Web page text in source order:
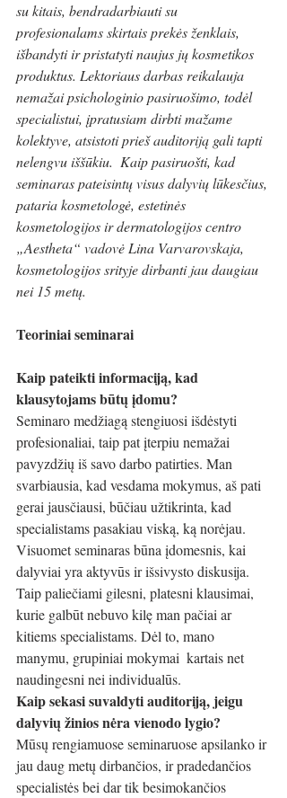
su kitais, bendradarbiauti su
profesionalams skirtais prekės ženklais,
išbandyti ir pristatyti naujus jų kosmetikos
produktus. Lektoriaus darbas reikalauja
nemažai psichologinio pasiruošimo, todėl
specialistui, įpratusiam dirbti mažame
kolektyve, atsistoti prieš auditoriją gali tapti
nelengvu iššūkiu.  Kaip pasiruošti, kad
seminaras pateisintų visus dalyvių lūkesčius,
pataria kosmetologė, estetinės
kosmetologijos ir dermatologijos centro
„Aestheta“ vadovė Lina Varvarovskaja,
kosmetologijos srityje dirbanti jau daugiau
nei 15 metų.
Teoriniai seminarai
Kaip pateikti informaciją, kad
klausytojams būtų įdomu?
Seminaro medžiagą stengiuosi išdėstyti
profesionaliai, taip pat įterpiu nemažai
pavyzdžių iš savo darbo patirties. Man
svarbiausia, kad vesdama mokymus, aš pati
gerai jausčiausi, būčiau užtikrinta, kad
specialistams pasakiau viską, ką norėjau.
Visuomet seminaras būna įdomesnis, kai
dalyviai yra aktyvūs ir išsivysto diskusija.
Taip paliečiami gilesni, platesni klausimai,
kurie galbūt nebuvo kilę man pačiai ar
kitiems specialistams. Dėl to, mano
manymu, grupiniai mokymai  kartais net
naudingesni nei individualūs.
Kaip sekasi suvaldyti auditoriją, jeigu
dalyvių žinios nėra vienodo lygio?
Mūsų rengiamuose seminaruose apsilanko ir
jau daug metų dirbančios, ir pradedančios
specialistės bei dar tik besimokančios